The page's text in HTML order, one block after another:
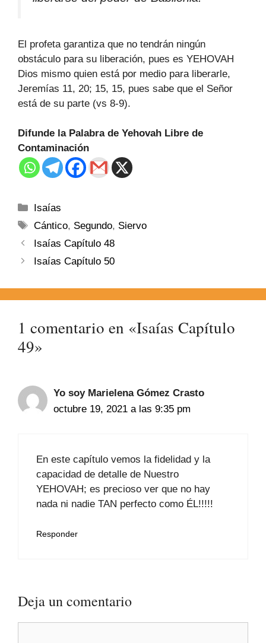
El profeta garantiza que no tendrán ningún
obstáculo para su liberación, pues es YEHOVAH
Dios mismo quien está por medio para liberarle,
Jeremías 11, 20; 15, 15, pues sabe que el Señor
está de su parte (vs 8-9).
Difunde la Palabra de Yehovah Libre de
Contaminación
Isaías
Cántico, Segundo, Siervo
Isaías Capítulo 48
Isaías Capítulo 50
1 comentario en «Isaías Capítulo
49»
Yo soy Marielena Gómez Crasto
octubre 19, 2021 a las 9:35 pm
En este capítulo vemos la fidelidad y la
capacidad de detalle de Nuestro
YEHOVAH; es precioso ver que no hay
nada ni nadie TAN perfecto como ÉL!!!!!
Responder
Deja un comentario